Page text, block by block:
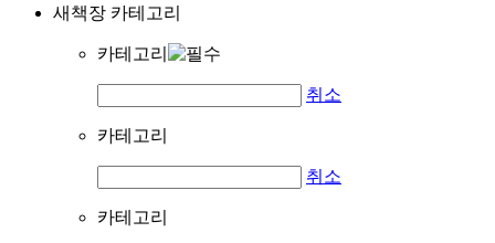
새책장 카테고리
카테고리
취소
카테고리
취소
카테고리